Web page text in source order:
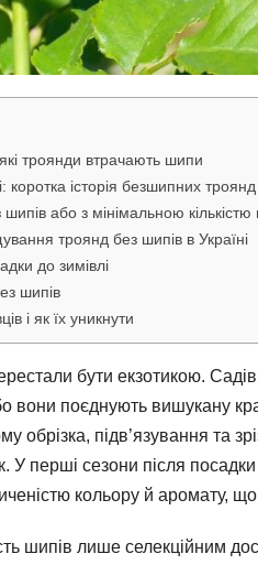
троянди втрачають шипи
коротка історія безшипних троянд
або з мінімальною кількістю
троянд без шипів в Україні
до зимівлі
шипів
і як їх уникнути
бути екзотикою.
вони поєднують вишукану
обрізка, підв’язування та
У перші сезони після
кольору й аромату, що
шипів лише селекційним